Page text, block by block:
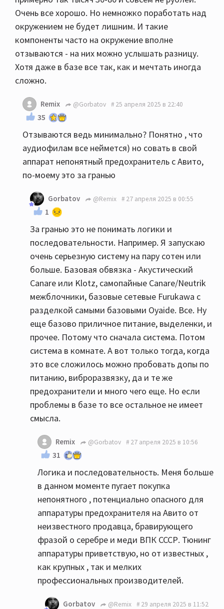
Очень все хорошо. Но немножко поработать над
окружением не будет лишним. И такие
компоненты часто на окружение вполне
отзываются - на них можно услышать разницу.
Хотя даже в базе все так, как и мечтать иногда
сложно.
Remix @Gorbatov 25 апреля 2025 в 22:40
35
Отзываются ведь минимально? Понятно , что
аудиофилам все неймется) но совать в свой
аппарат непонятный предохранитель с Авито,
по-моему это за гранью
Gorbatov @Remix 27 апреля 2025 в 00:55
1
За гранью это не понимать логики и
последовательности. Например. Я запускаю
очень серьезную систему на пару сотен или
больше. Базовая обвязка - Акустический
Canare или Klotz, самопайные Canare/Neutrik
межблочники, базовые сетевые Furukawa с
разделкой самыми базовыми Oyaide. Все. Ну
еще базово приличное питание, выделенки, и
прочее. Потому что сначала система. Потом
система в комнате. А вот только тогда, когда
это все сложилось можно пробовать допы по
питанию, виброразвязку, да и те же
предохранители и много чего еще. Но если
проблемы в базе то все остальное не имеет
смысла.
Remix @Gorbatov 27 апреля 2025 в 10:56
31
Логика и последовательность. Меня больше
в данном моменте пугает покупка
непонятного , потенциально опасного для
аппаратуры предохранителя на Авито от
неизвестного продавца, бравирующего
фразой о серебре и меди ВПК СССР. Тюнинг
аппаратуры приветствую, но от известных ,
как крупных , так и мелких
профессиональных производителей.
Gorbatov @Remix 29 апреля 2025 в 11:52